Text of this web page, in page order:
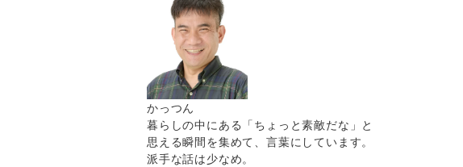
かっつん
暮らしの中にある「ちょっと素敵だな」と
思える瞬間を集めて、言葉にしています。
派手な話は少なめ。